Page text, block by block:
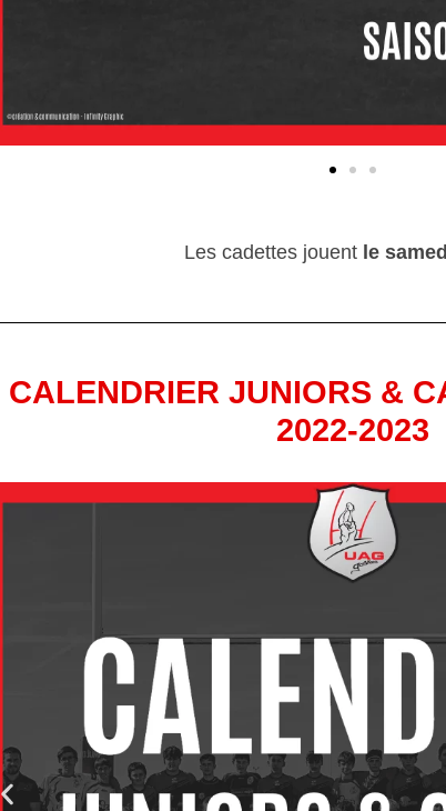
Les cadettes jouent le
CALENDRIER JUNIORS &
2022-2023